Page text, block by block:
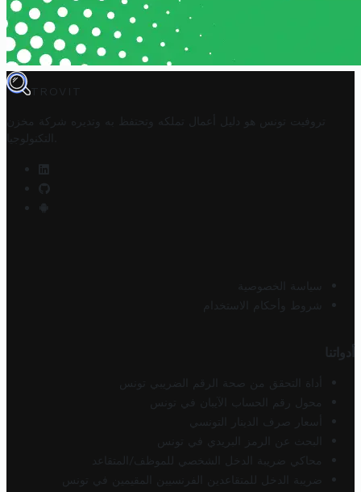
TROVIT
تروفيت تونس هو دليل أعمال تملكه وتحتفظ به وتديره
شركة مخزن
التكنولوجيا
سياسة الخصوصية
شروط وأحكام الاستخدام
أدواتنا
أداة التحقق من صحة الرقم الضريبي تونس
محول رقم الحساب الآيبان في تونس
أسعار صرف الدينار التونسي
البحث عن الرمز البريدي في تونس
محاكي ضريبة الدخل الشخصي للموظف/المتقاعد
ضريبة الدخل للمتقاعدين الفرنسيين المقيمين في تونس